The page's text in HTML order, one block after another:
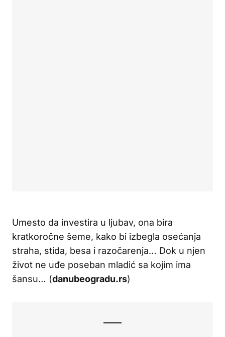
Umesto da investira u ljubav, ona bira
kratkoročne šeme, kako bi izbegla osećanja
straha, stida, besa i razočarenja… Dok u njen
život ne uđe poseban mladić sa kojim ima
šansu… (danubeogradu.rs)